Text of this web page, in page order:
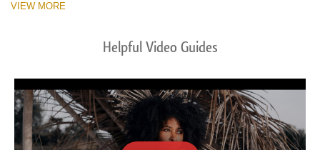
VIEW MORE
Helpful Video Guides